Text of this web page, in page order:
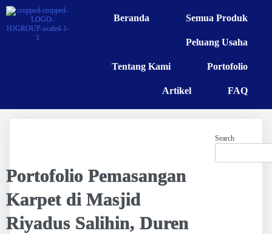
Beranda Semua Produk
Peluang Usaha
Tentang Kami Portofolio
Artikel FAQ
Portofolio Pemasangan
Karpet di Masjid
Riyadus Salihin, Duren
Search